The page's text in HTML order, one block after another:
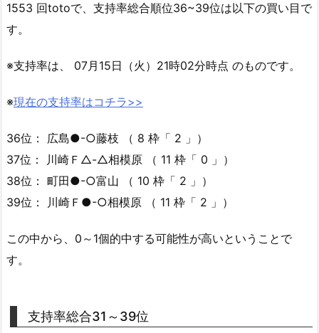
1553 回totoで、支持率総合順位36~39位は以下の買い目で
す。
※支持率は、 07月15日（火）21時02分時点 のものです。
※現在の支持率はコチラ>>
36位： 広島●-○藤枝 （ 8 枠「 2 」）
37位： 川崎Ｆ△-△相模原 （ 11 枠「 0 」）
38位： 町田●-○富山 （ 10 枠「 2 」）
39位： 川崎Ｆ●-○相模原 （ 11 枠「 2 」）
この中から、0～1個的中する可能性が高いということで
す。
支持率総合31～39位